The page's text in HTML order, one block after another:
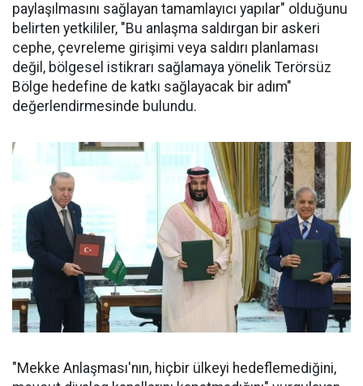
paylaşılmasını sağlayan tamamlayıcı yapılar" olduğunu
belirten yetkililer, "Bu anlaşma saldırgan bir askeri
cephe, çevreleme girişimi veya saldırı planlaması
değil, bölgesel istikrarı sağlamaya yönelik Terörsüz
Bölge hedefine de katkı sağlayacak bir adım"
değerlendirmesinde bulundu.
"Mekke Anlaşması'nın, hiçbir ülkeyi hedeflemediğini,